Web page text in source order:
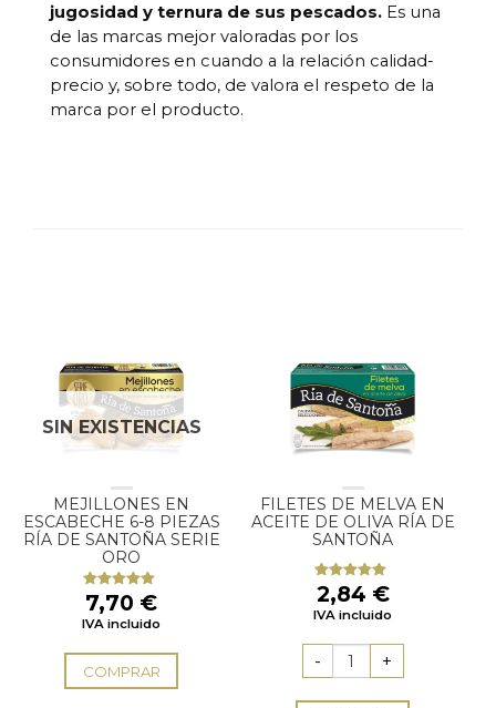
jugosidad y ternura de sus pescados. Es una
de las marcas mejor valoradas por los
consumidores en cuando a la relación calidad-
precio y, sobre todo, de valora el respeto de la
marca por el producto.
SIN EXISTENCIAS
MEJILLONES EN
ESCABECHE 6-8 PIEZAS
RÍA DE SANTOÑA SERIE
ORO
Valorado
con5.00
de
5
7,70 €
IVA incluido
COMPRAR
FILETES DE MELVA EN
ACEITE DE OLIVA RÍA DE
SANTOÑA
Valorado
con5.00
de
5
2,84 €
IVA incluido